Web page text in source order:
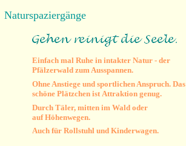
Naturspaziergänge
Einfach mal Ruhe in intakter Natur - der
Pfälzerwald zum Ausspannen.
Ohne Anstiege und sportlichen Anspruch. Das
schöne Plätzchen ist Attraktion genug.
Durch Täler, mitten im Wald oder
auf Höhenwegen.
Auch für Rollstuhl und Kinderwagen.